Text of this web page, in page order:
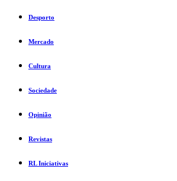
Desporto
Mercado
Cultura
Sociedade
Opinião
Revistas
RL Iniciativas